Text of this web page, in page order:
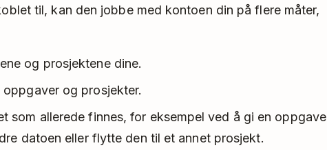
til, kan den jobbe med kontoen din på flere måter,
og prosjektene dine.
og prosjekter.
som allerede finnes, for eksempel ved å gi en oppgave
datoen eller flytte den til et annet prosjekt.